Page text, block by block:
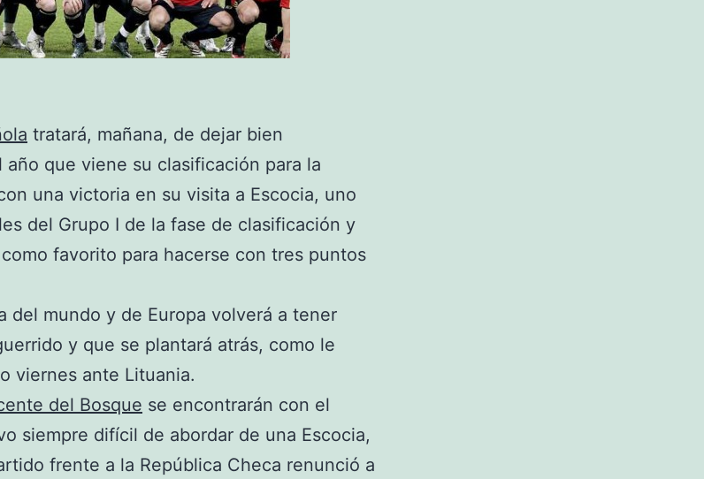
tratará, mañana, de dejar bien
año que viene su clasificación para la
una victoria en su visita a Escocia, uno
del Grupo I de la fase de clasificación y
favorito para hacerse con tres puntos
del mundo y de Europa volverá a tener
y que se plantará atrás, como le
viernes ante Lituania.
del Bosque se encontrarán con el
siempre difícil de abordar de una Escocia,
frente a la República Checa renunció a